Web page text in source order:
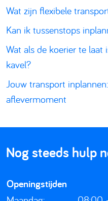
Wat zijn flexibele
Kan ik tussenstops
Wat als de koerier te
kavel?
Jouw transport
aflevermoment
Nog steeds hulp
Openingstijden